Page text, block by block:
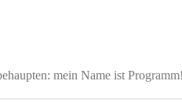
mein Name ist